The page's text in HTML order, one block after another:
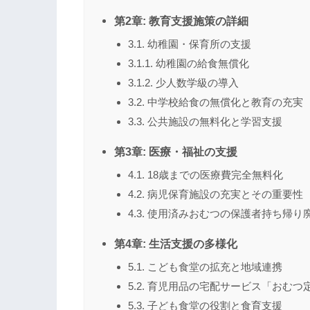
第2章: 教育支援施策の詳細
3.1. 幼稚園・保育所の支援
3.1.1. 幼稚園の給食無償化
3.1.2. 少人数学級の導入
3.2. 中学校給食の無償化と教育の充実
3.3. 公共施設の無料化と学習支援
第3章: 医療・福祉の支援
4.1. 18歳までの医療費完全無料化
4.2. 病児保育施設の充実とその重要性
4.3. 使用済みおむつの保護者持ち帰り
第4章: 生活支援の多様化
5.1. こども食堂の拡充と地域連携
5.2. 育児用品の宅配サービス「おむつ
5.3. 子ども食堂の役割と食育支援